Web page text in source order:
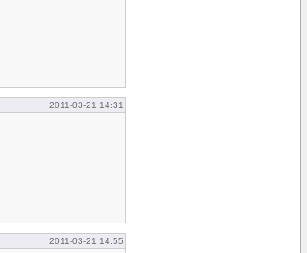
2011-03-21 14:31
2011-03-21 14:55